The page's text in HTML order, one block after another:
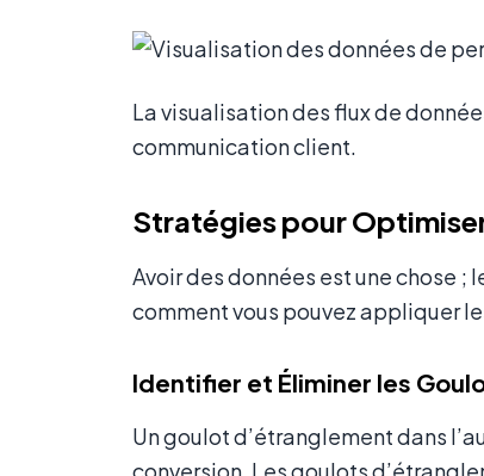
La visualisation des flux de
communication client.
Stratégies pour
Avoir des données est une chose ;
comment vous pouvez appliquer
Identifier et Éliminer les
Un goulot d’étranglement dans